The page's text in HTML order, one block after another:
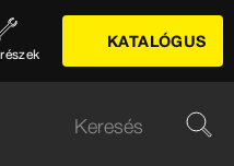
KATALÓGUS